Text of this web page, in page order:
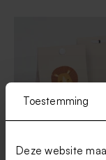
Toestemming
Deze website